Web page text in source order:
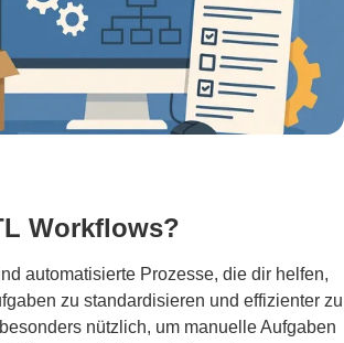
Workflows?
automatisierte Prozesse, die dir helfen,
zu standardisieren und effizienter zu
nützlich, um manuelle Aufgaben